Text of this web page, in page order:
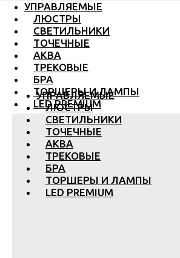
УПРАВЛЯЕМЫЕ
ЛЮСТРЫ
СВЕТИЛЬНИКИ
ТОЧЕЧНЫЕ
АКВА
ТРЕКОВЫЕ
БРА
ТОРШЕРЫ И ЛАМПЫ
LED PREMIUM
УПРАВЛЯЕМЫЕ
ЛЮСТРЫ
СВЕТИЛЬНИКИ
ТОЧЕЧНЫЕ
АКВА
ТРЕКОВЫЕ
БРА
ТОРШЕРЫ И ЛАМПЫ
LED PREMIUM